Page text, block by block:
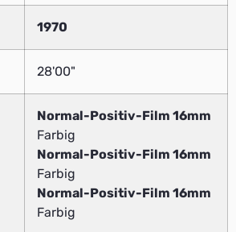
1970
28'00"
Normal-Positiv-Film 16mm
Farbig
Normal-Positiv-Film 16mm
Farbig
Normal-Positiv-Film 16mm
Farbig